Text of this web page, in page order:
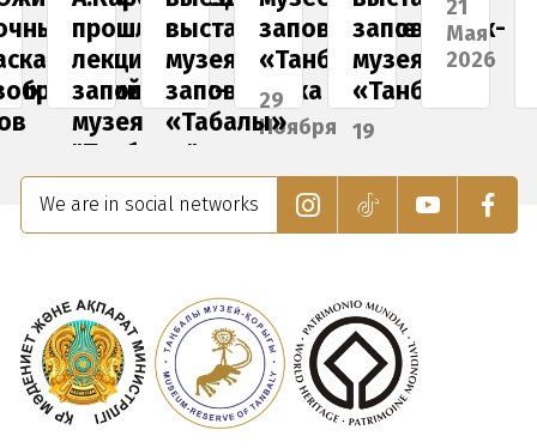
прошла
лекция
заповедник-
музея
"Танбалы"
15
Мая
выставка
музея-
заповедника
«Таңбалы»
Января
2026
заповеднике
«Танбалы»
29
Ноября
заповедник-
музея
«Танбалы»
19
2019
21
Мая
2026
We are in social networks